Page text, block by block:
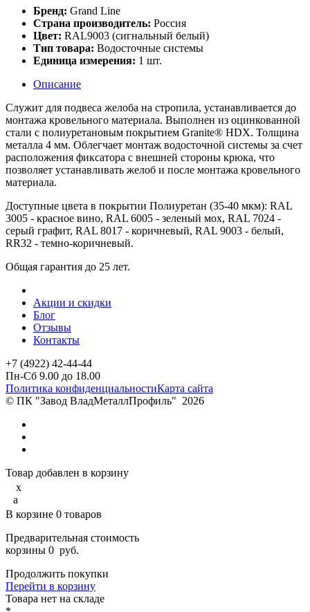
Бренд: Grand Line
Страна производитель: Россия
Цвет: RAL9003 (сигнальный белый)
Тип товара: Водосточные системы
Единица измерения: 1 шт.
Описание
Служит для подвеса желоба на стропила, устанавливается до
монтажа кровельного материала. Выполнен из оцинкованной
стали с полиуретановым покрытием Granite® HDX. Толщина
металла 4 мм. Облегчает монтаж водосточной системы за счет
расположения фиксатора с внешней стороны крюка, что
позволяет устанавливать желоб и после монтажа кровельного
материала.
Доступные цвета в покрытии Полиуретан (35-40 мкм): RAL
3005 - красное вино, RAL 6005 - зеленый мох, RAL 7024 -
серый графит, RAL 8017 - коричневый, RAL 9003 - белый,
RR32 - темно-коричневый.
Общая гарантия до 25 лет.
Акции и скидки
Блог
Отзывы
Контакты
+7 (4922) 42-44-44
Пн-Сб 9.00 до 18.00
Политика конфиденциальностиКарта сайта
© ПК "Завод ВладМеталлПрофиль" 2026
Товар добавлен в корзину
x
a
В корзине 0 товаров
Предварительная стоимость
корзины 0 руб.
Продолжить покупки
Перейти в корзину
Товарa нет на складе